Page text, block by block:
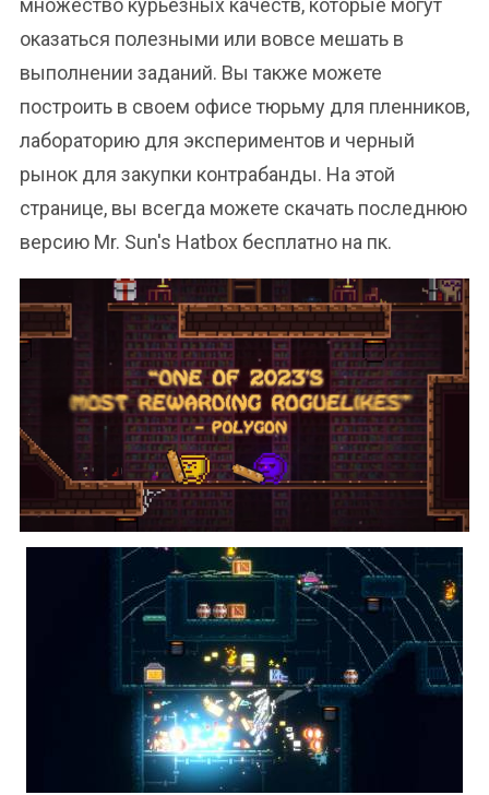
множество курьезных качеств, которые могут
оказаться полезными или вовсе мешать в
выполнении заданий. Вы также можете
построить в своем офисе тюрьму для пленников,
лабораторию для экспериментов и черный
рынок для закупки контрабанды. На этой
странице, вы всегда можете скачать последнюю
версию Mr. Sun's Hatbox бесплатно на пк.